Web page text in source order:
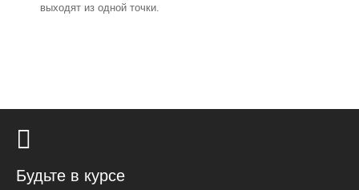
выходят из одной точки.
Будьте в курсе